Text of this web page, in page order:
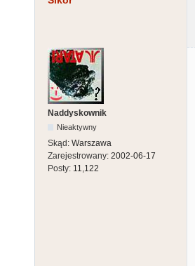
Naddyskownik
Nieaktywny
Skąd: Warszawa
Zarejestrowany: 2002-06-17
Posty: 11,122